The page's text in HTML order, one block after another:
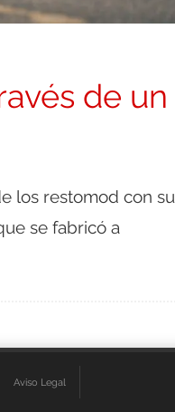
de un
los restomod con su
se fabricó a
Aviso Legal